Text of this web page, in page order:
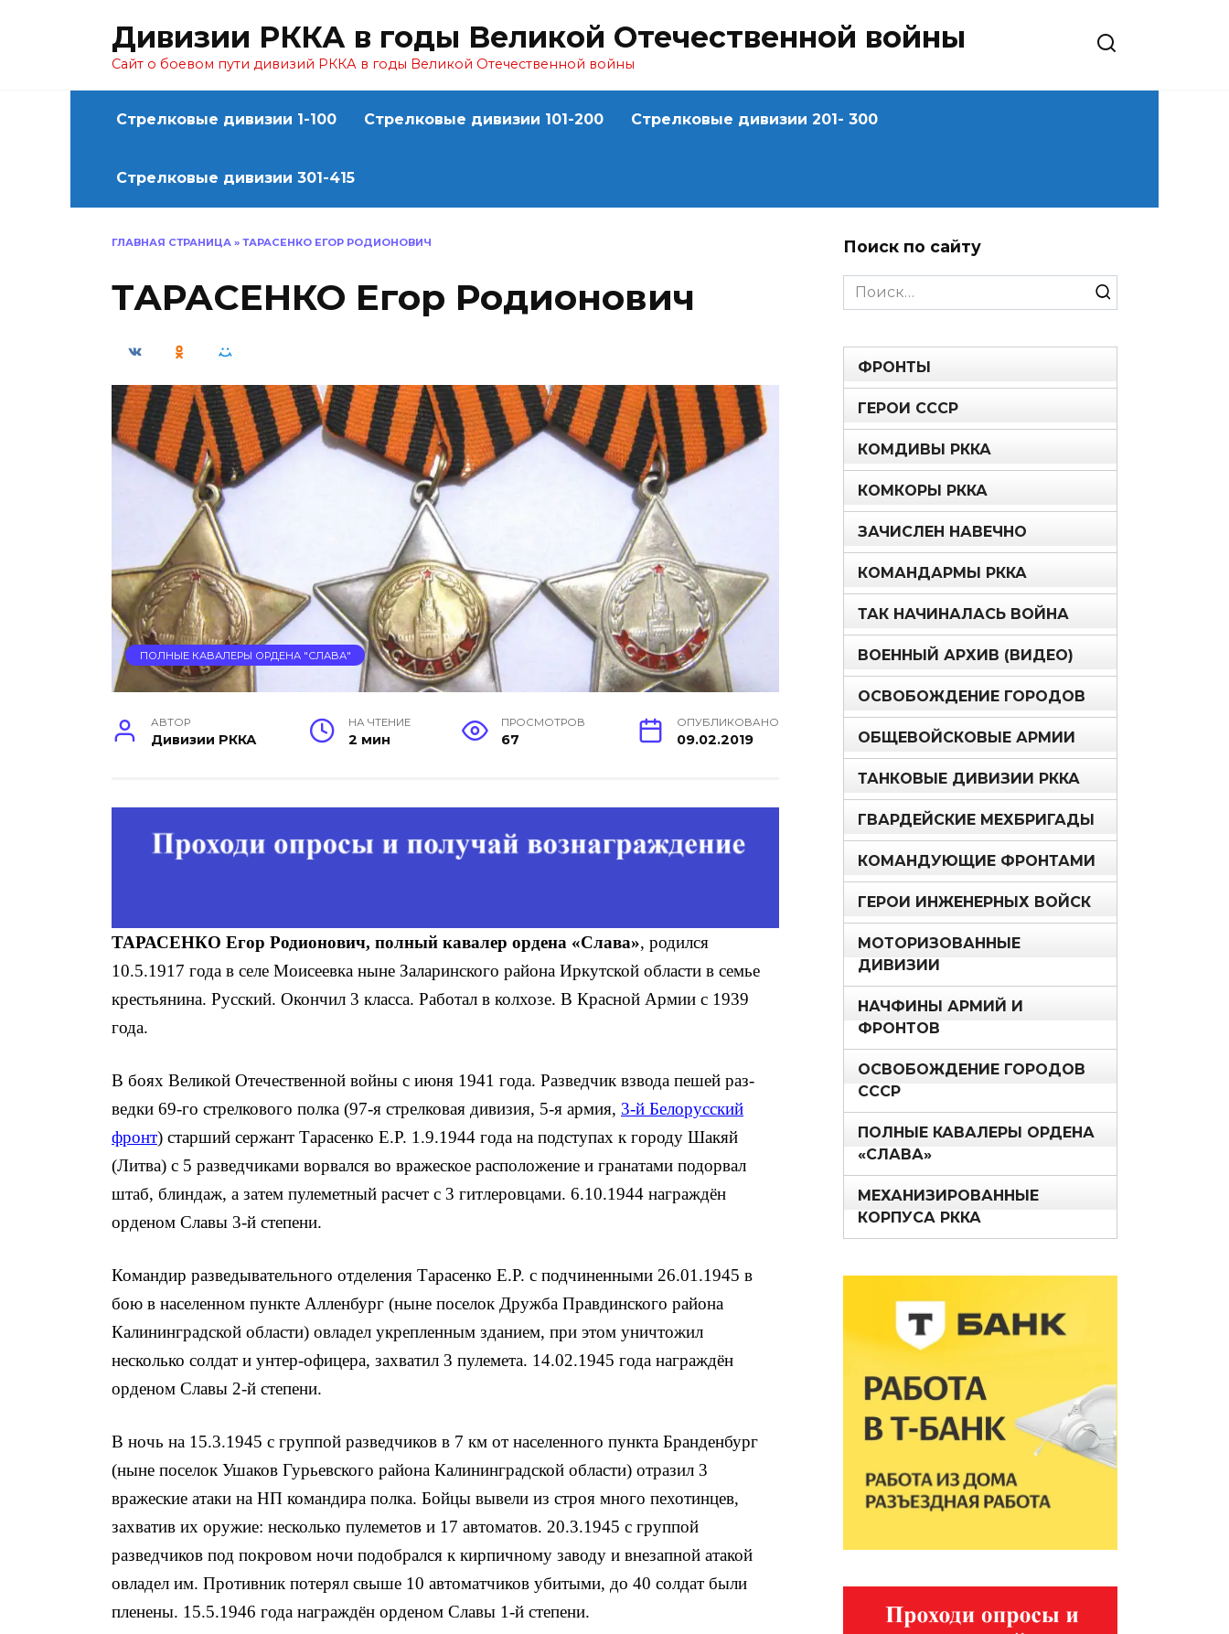
Дивизии РККА в годы Великой Отечественной войны
Сайт о боевом пути дивизий РККА в годы Великой Отечественной войны
Стрелковые дивизии 1-100 Стрелковые дивизии 101-200 Стрелковые дивизии 201- 300
Стрелковые дивизии 301-415
ГЛАВНАЯ СТРАНИЦА » ТАРАСЕНКО ЕГОР РОДИОНОВИЧ
ТАРАСЕНКО Егор Родионович
ПОЛНЫЕ КАВАЛЕРЫ ОРДЕНА "СЛАВА"
АВТОР
Дивизии РККА
НА ЧТЕНИЕ
2 мин
ПРОСМОТРОВ
67
ОПУБЛИКОВАНО
09.02.2019
ТАРАСЕНКО Егор Родионович, полный кавалер ордена «Слава», родился
10.5.1917 года в селе Моисеевка ныне Заларинского района Иркутской области в семье
крестьянина. Русский. Окон­чил 3 класса. Работал в колхозе. В Красной Армии с 1939
года.
В боях Великой Отечественной войны с июня 1941 года. Разведчик взвода пешей раз­
ведки 69-го стрелкового полка (97-я стрелковая дивизия, 5-я армия, 3-й Белорусский
фронт) старший сержант Тарасенко Е.Р. 1.9.1944 года на подступах к городу Шакяй
(Литва) с 5 разведчиками вор­вался во вражеское расположение и гра­натами подорвал
штаб, блиндаж, а затем пулеметный расчет с 3 гитлеровца­ми. 6.10.1944 награждён
орденом Славы 3-й степени.
Командир разведывательного отделения Тарасенко Е.Р. с подчи­ненными 26.01.1945 в
бою в населенном пункте Алленбург (ныне поселок Дружба Правдинского района
Калининградской области) овла­дел укрепленным зданием, при этом уничто­жил
несколько солдат и унтер-офицера, захватил 3 пулемета. 14.02.1945 года награждён
орденом Славы 2-й степени.
В ночь на 15.3.1945 с группой разведчиков в 7 км от населенного пункта Бранденбург
(ныне поселок Уша­ков Гурьевского района Калининградской области) отразил 3
вражеские атаки на НП командира полка. Бойцы вывели из строя много пехотинцев,
захватив их ору­жие: несколько пулеметов и 17 автоматов. 20.3.1945 с группой
разведчиков под покровом ночи подобрался к кирпичному заводу и внезапной атакой
овладел им. Противник потерял свыше 10 автоматчиков убитыми, до 40 солдат были
пленены. 15.5.1946 года награждён орденом Славы 1-й степени.
Поиск по сайту
Search
for:
ФРОНТЫ
ГЕРОИ СССР
КОМДИВЫ РККА
КОМКОРЫ РККА
ЗАЧИСЛЕН НАВЕЧНО
КОМАНДАРМЫ РККА
ТАК НАЧИНАЛАСЬ ВОЙНА
ВОЕННЫЙ АРХИВ (ВИДЕО)
ОСВОБОЖДЕНИЕ ГОРОДОВ
ОБЩЕВОЙСКОВЫЕ АРМИИ
ТАНКОВЫЕ ДИВИЗИИ РККА
ГВАРДЕЙСКИЕ МЕХБРИГАДЫ
КОМАНДУЮЩИЕ ФРОНТАМИ
ГЕРОИ ИНЖЕНЕРНЫХ ВОЙСК
МОТОРИЗОВАННЫЕ
ДИВИЗИИ
НАЧФИНЫ АРМИЙ И
ФРОНТОВ
ОСВОБОЖДЕНИЕ ГОРОДОВ
СССР
ПОЛНЫЕ КАВАЛЕРЫ ОРДЕНА
«СЛАВА»
МЕХАНИЗИРОВАННЫЕ
КОРПУСА РККА